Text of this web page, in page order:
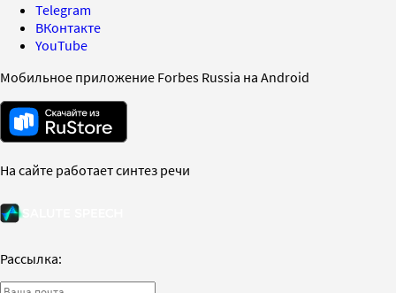
Telegram
ВКонтакте
YouTube
Мобильное приложение Forbes Russia на Android
На сайте работает синтез речи
Рассылка: